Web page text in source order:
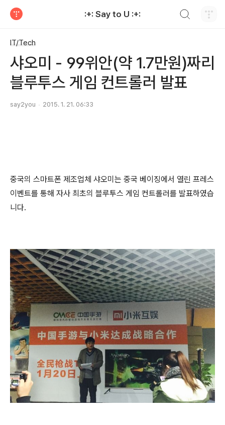
:+: Say to U :+:
IT/Tech
샤오미 - 99위안(약 1.7만원)짜리
블루투스 게임 컨트롤러 발표
say2you 2015. 1. 21. 06:33
중국의 스마트폰 제조업체 샤오미는 중국 베이징에서 열린 프레스
이벤트를 통해 자사 최초의 블루투스 게임 컨트롤러를 발표하였습
니다.